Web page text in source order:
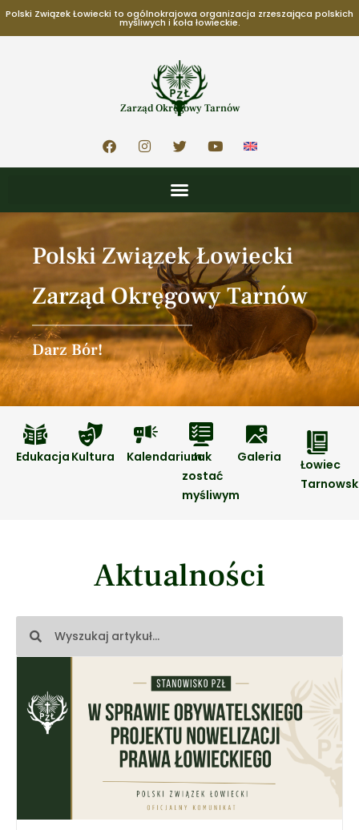
Polski Związek Łowiecki to ogólnokrajowa organizacja zrzeszająca polskich
myśliwych i koła łowieckie.
Zarząd Okręgowy Tarnów
Polski Związek Łowiecki
Zarząd Okręgowy Tarnów
Darz Bór!
Edukacja Kultura KalendariumJak
zostać
myśliwym
Galeria
Łowiec
Aktualności